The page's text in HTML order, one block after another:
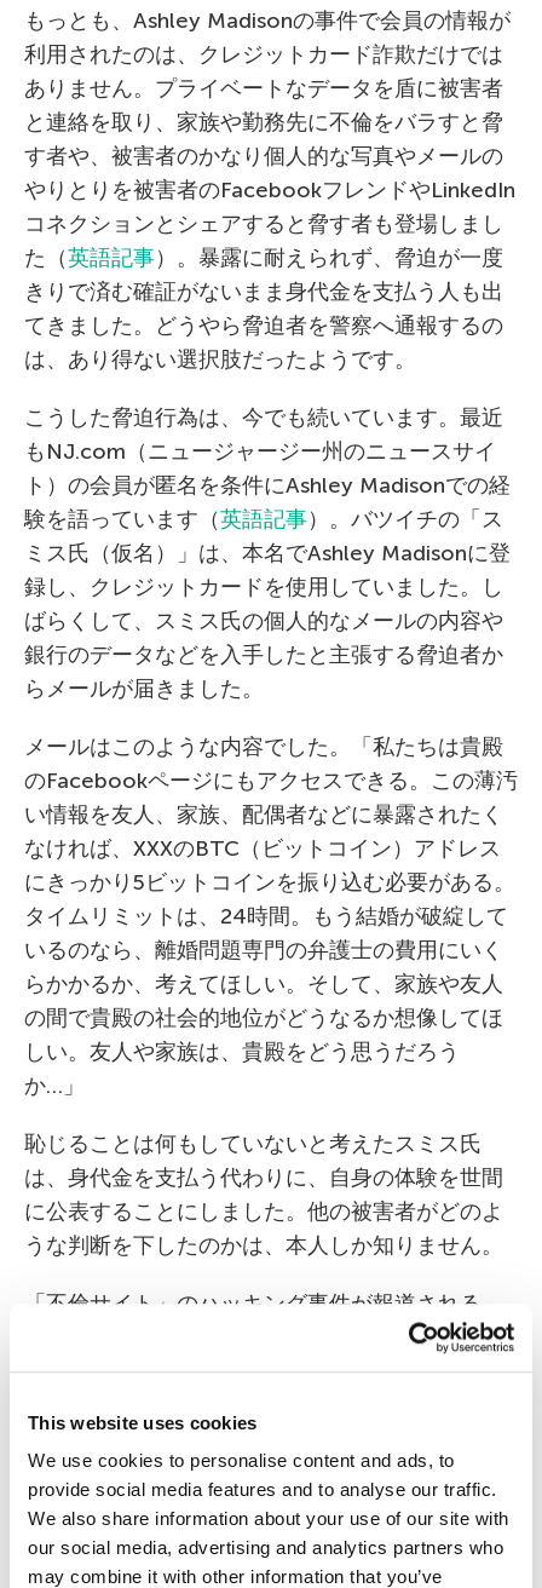
This website uses cookies
We use cookies to personalise content and ads, to
provide social media features and to analyse our traffic.
We also share information about your use of our site with
our social media, advertising and analytics partners who
may combine it with other information that you’ve
もっとも、Ashley Madisonの事件で会員の情報が
利用されたのは、クレジットカード詐欺だけでは
ありません。プライベートなデータを盾に被害者
と連絡を取り、家族や勤務先に不倫をバラすと脅
す者や、被害者のかなり個人的な写真やメールの
やりとりを被害者のFacebookフレンドやLinkedIn
コネクションとシェアすると脅す者も登場しまし
た（英語記事）。暴露に耐えられず、脅迫が一度
きりで済む確証がないまま身代金を支払う人も出
てきました。どうやら脅迫者を警察へ通報するの
は、あり得ない選択肢だったようです。
こうした脅迫行為は、今でも続いています。最近
もNJ.com（ニュージャージー州のニュースサイ
ト）の会員が匿名を条件にAshley Madisonでの経
験を語っています（英語記事）。バツイチの「ス
ミス氏（仮名）」は、本名でAshley Madisonに登
録し、クレジットカードを使用していました。し
ばらくして、スミス氏の個人的なメールの内容や
銀行のデータなどを入手したと主張する脅迫者か
らメールが届きました。
メールはこのような内容でした。「私たちは貴殿
のFacebookページにもアクセスできる。この薄汚
い情報を友人、家族、配偶者などに暴露されたく
なければ、XXXのBTC（ビットコイン）アドレス
にきっかり5ビットコインを振り込む必要がある。
タイムリミットは、24時間。もう結婚が破綻して
いるのなら、離婚問題専門の弁護士の費用にいく
らかかるか、考えてほしい。そして、家族や友人
の間で貴殿の社会的地位がどうなるか想像してほ
しい。友人や家族は、貴殿をどう思うだろう
か…」
恥じることは何もしていないと考えたスミス氏
は、身代金を支払う代わりに、自身の体験を世間
に公表することにしました。他の被害者がどのよ
うな判断を下したのかは、本人しか知りません。
「不倫サイト」のハッキング事件が報道される
と、新しいフィッシングサイトも瞬く間に登場し
ました。パートナーの裏切りを気にする人たち
イトに引っかかり、Ashley Madisonの会員と同じ
くらい簡単に騙されました。
こうしたサイトにメールアドレスを入力すると、